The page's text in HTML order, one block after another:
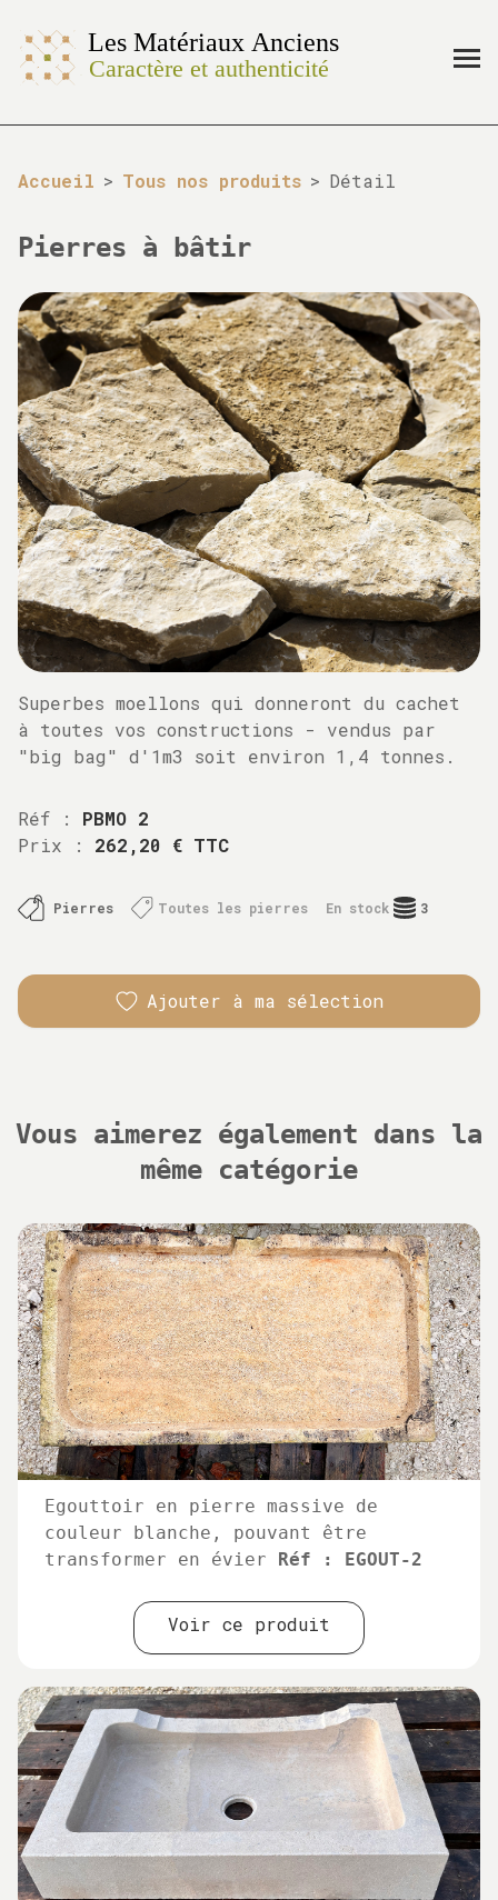
Accueil > Tous nos produits > Détail
Pierres à bâtir
Superbes moellons qui donneront du cachet
à toutes vos constructions - vendus par
"big bag" d'1m3 soit environ 1,4 tonnes.
Réf : PBMO 2
Prix : 262,20 € TTC
Pierres Toutes les pierres En stock 3
Ajouter à ma sélection
Vous aimerez également dans la
même catégorie
Egouttoir en pierre massive de
couleur blanche, pouvant être
transformer en évier Réf : EGOUT-2
Voir ce produit